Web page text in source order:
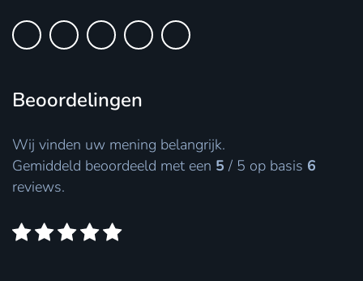
Beoordelingen
Wij vinden uw mening belangrijk.
Gemiddeld beoordeeld met een 5 / 5 op basis 6
reviews.